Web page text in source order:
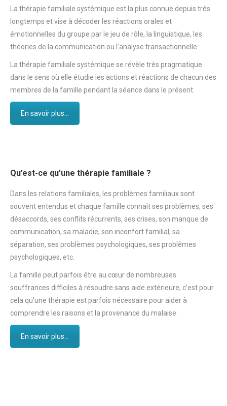
La thérapie familiale systémique est la plus connue depuis très
longtemps et vise à décoder les réactions orales et
émotionnelles du groupe par le jeu de rôle, la linguistique, les
théories de la communication ou l’analyse transactionnelle.
La thérapie familiale systémique se révèle très pragmatique
dans le sens où elle étudie les actions et réactions de chacun des
membres de la famille pendant la séance dans le présent.
En savoir plus...
Qu’est-ce qu’une thérapie familiale ?
Dans les relations familiales, les problèmes familiaux sont
souvent entendus et chaque famille connaît ses problèmes, ses
désaccords, ses conflits récurrents, ses crises, son manque de
communication, sa maladie, son inconfort familial, sa
séparation, ses problèmes psychologiques, ses problèmes
psychologiques, etc.
La famille peut parfois être au cœur de nombreuses
souffrances difficiles à résoudre sans aide extérieure, c’est pour
cela qu’une thérapie est parfois nécessaire pour aider à
comprendre les raisons et la provenance du malaise.
En savoir plus...